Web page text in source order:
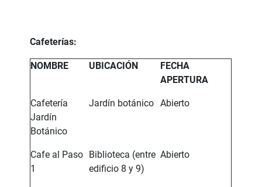
Cafeterías:
NOMBRE UBICACIÓN
FECHA
APERTURA
Cafetería
Jardín
Botánico
Jardín botánico Abierto
Cafe al Paso
1
Biblioteca (entre
edificio 8 y 9)
Abierto